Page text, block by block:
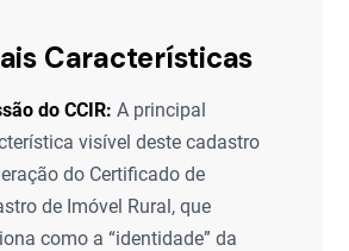
Características
do CCIR: A principal
visível deste cadastro
do Certificado de
de Imóvel Rural, que
como a “identidade” da